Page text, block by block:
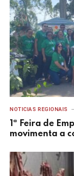
NOTICIAS REGIONAIS
1ª Feira de
movimenta a